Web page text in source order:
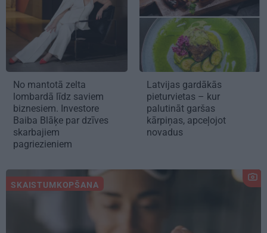
No mantotā zelta
lombardā līdz saviem
biznesiem. Investore
Baiba Blāķe par dzīves
skarbajiem
pagriezieniem
Latvijas gardākās
pieturvietas – kur
palutināt garšas
kārpiņas, apceļojot
novadus
SKAISTUMKOPŠANA